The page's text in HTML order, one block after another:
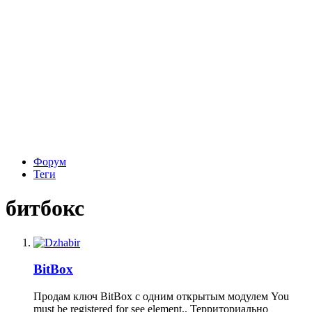
Форум
Теги
битбокс
BitBox
Продам ключ BitBox с одним открытым модулем You
must be registered for see element.. Территориально